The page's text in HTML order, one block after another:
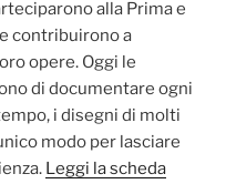
alla Prima e
contribuirono a
opere. Oggi le
di documentare ogni
i disegni di molti
modo per lasciare
Leggi la scheda